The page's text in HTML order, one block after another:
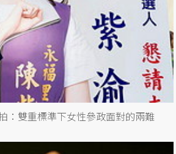
：雙重標準下女性參政面對的兩難